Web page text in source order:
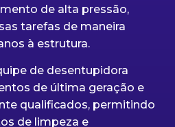
de alta pressão,
tarefas de maneira
à estrutura.
de desentupidora
de última geração e
qualificados, permitindo
de limpeza e